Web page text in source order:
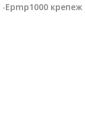
-Epmp1000 крепеж